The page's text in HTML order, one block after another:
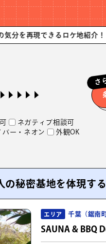
きるロケ地紹介！ロケ地探し
さ
ネガティブ相談可
バー・ネオン 外観OK
の秘密基地を体現す
エリア 千葉（鋸南町
SAUNA & BBQ